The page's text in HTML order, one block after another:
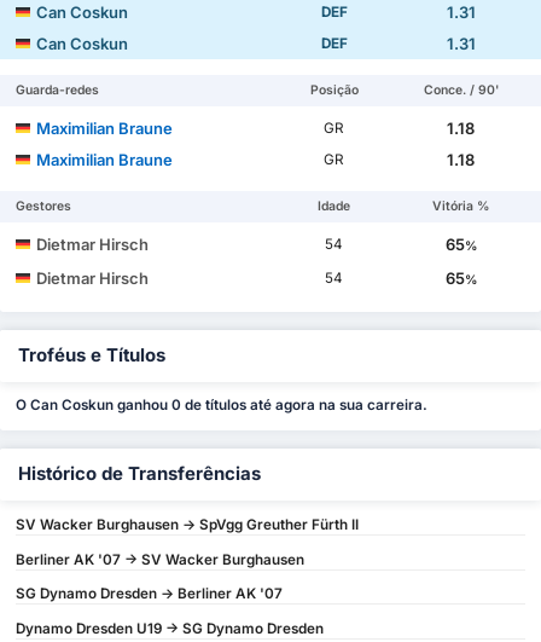
Can Coskun
DEF
1.31
Can Coskun
DEF 1.31
Guarda-redes Posição Conce. / 90'
Maximilian Braune GR
1.18
Maximilian Braune
GR 1.18
Gestores Idade Vitória %
Dietmar Hirsch 54 65%
Dietmar Hirsch 54 65%
Troféus e Títulos
O Can Coskun ganhou 0 de títulos até agora na sua carreira.
Histórico de Transferências
SV Wacker Burghausen -> SpVgg Greuther Fürth II
Berliner AK '07 -> SV Wacker Burghausen
SG Dynamo Dresden -> Berliner AK '07
Dynamo Dresden U19 -> SG Dynamo Dresden